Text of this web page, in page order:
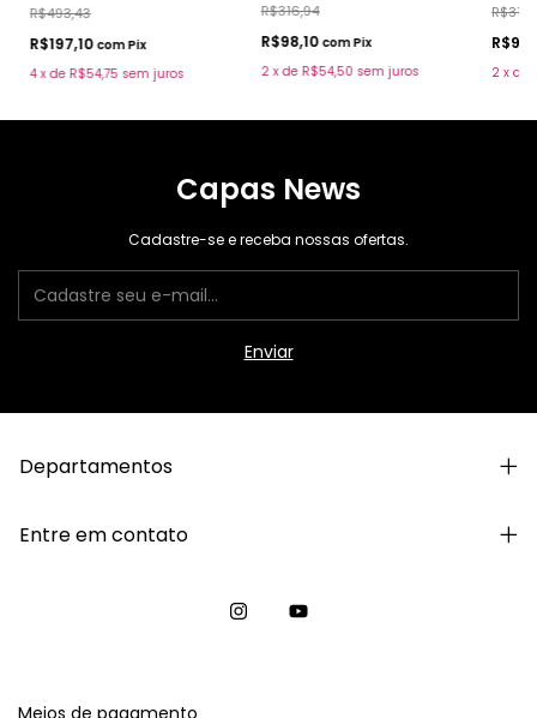
R$493,43
R$197,10 comPix
4 xde R$54,75 sem juros
R$316,94
R$98,10 comPix
2 xde R$54,50 sem juros 2 x de
Capas News
Cadastre-se e receba nossas ofertas.
Departamentos
Entre em contato